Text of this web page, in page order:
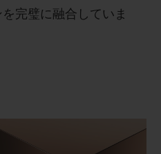
完璧に融合していま